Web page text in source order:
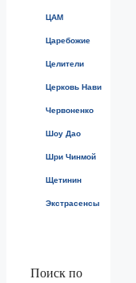
ЦАМ
Царебожие
Целители
Церковь Нави
Червоненко
Шоу Дао
Шри Чинмой
Щетинин
Экстрасенсы
Поиск по